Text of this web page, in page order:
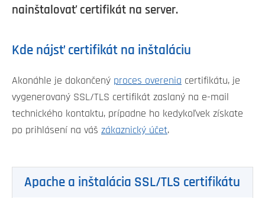
nainštalovať certifikát na server.
Kde nájsť certifikát na inštaláciu
Akonáhle je dokončený proces overenia certifikátu, je
vygenerovaný SSL/TLS certifikát zaslaný na e-mail
technického kontaktu, prípadne ho kedykoľvek získate
po prihlásení na váš zákaznický účet.
Apache a inštalácia SSL/TLS certifikátu